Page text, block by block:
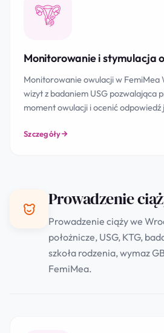
Monitorowanie i stymulacja
Monitorowanie owulacji w FemiMea
wizyt z badaniem USG pozwalająca
moment owulacji i ocenić
Szczegóły
Prowadzenie
Prowadzenie ciąży we
położnicze, USG, KTG,
szkoła rodzenia, wymaz
FemiMea.